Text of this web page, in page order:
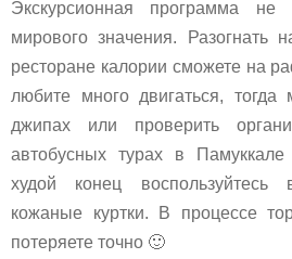
Экскурсионная программа не
мирового значения. Разогнать
ресторане калории сможете на
любите много двигаться, тогда
джипах или проверить
автобусных турах в
худой конец воспользуйтесь
кожаные куртки. В процессе
потеряете точно 🙂